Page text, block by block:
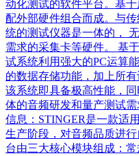
动化测试的软件平台。基
配外部硬件组合而成。与
统的测试仪器是一体的，
需求的采集卡等硬件。 基
试系统利用强大的PC运算
的数据存储功能，加上所
该系统即具备极高性能，
体的音频研发和量产测试
信息：STINGER是一款适
生产阶段，对音频品质进
台由三大核心模块组成：